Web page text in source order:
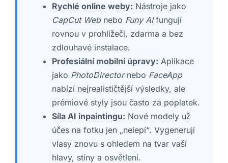
Rychlé online weby: Nástroje jako
CapCut Webnebo Funy AIfungují
rovnou v prohlížeči, zdarma a bez
zdlouhavé instalace.
Profesiální mobilní úpravy: Aplikace
jako PhotoDirectornebo FaceApp
nabízí nejrealističtější výsledky, ale
prémiové styly jsou často za poplatek.
Síla AI inpaintingu: Nové modely už
účes na fotku jen „nelepí“. Vygenerují
vlasy znovu s ohledem na tvar vaší
hlavy, stíny a osvětlení.